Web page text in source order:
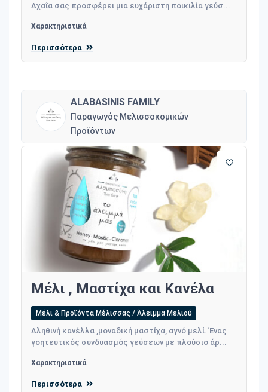
Αχαΐα σας προσφέρει μια ευχάριστη ποικιλία γεύσ...
Χαρακτηριστικά
Περισσότερα
ALABASINIS FAMILY
Παραγωγός Μελισσοκομικών
Προϊόντων
Μέλι , Μαστίχα και Κανέλα
Μέλι & Προϊόντα Μέλισσας / Άλειμμα Μελιού
Αληθινή κανέλλα ,μοναδική μαστίχα, αγνό μελί. Ένας
γοητευτικός συνδυασμός γεύσεων με πλούσιο άρ...
Χαρακτηριστικά
Περισσότερα